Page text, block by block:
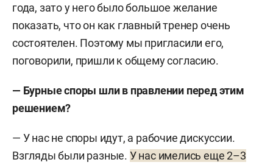
года, зато у него было большое желание
показать, что он как главный тренер очень
состоятелен. Поэтому мы пригласили его,
поговорили, пришли к общему согласию.
— Бурные споры шли в правлении перед этим
решением?
— У нас не споры идут, а рабочие дискуссии.
Взгляды были разные. У нас имелись еще 2–3